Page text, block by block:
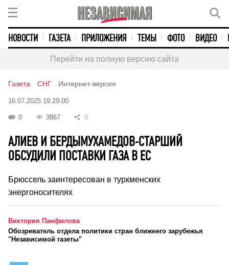
НОВОСТИ ГАЗЕТА ПРИЛОЖЕНИЯ ТЕМЫ ФОТО ВИДЕО
Перейти на полную версию сайта
Газета СНГ Интернет-версия
16.07.2025 19:29:00
0 3867 0
АЛИЕВ И БЕРДЫМУХАМЕДОВ-СТАРШИЙ
ОБСУДИЛИ ПОСТАВКИ ГАЗА В ЕС
Брюссель заинтересован в туркменских
энергоносителях
Виктория Панфилова
Обозреватель отдела политики стран ближнего зарубежья
"Независимой газеты"